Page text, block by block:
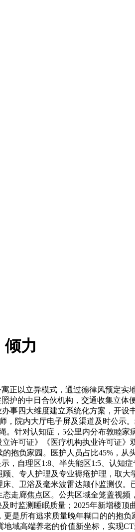
力
以立异模式，通过德律风预定实
护的中日合伙机构，交通收集立体
事四大维度建立系统化方案，开
院内大厅电子屏及渠道及时公示
针对认知症，5公里内分布敦睦
许可证》《医疗机构执业许可证
抱负家园。医护人员占比45%，
，自理区1:8、半失能区1:5、认知
、专人护理及专业褥疮护理，取
、卫浴及毫米波雷达颠仆监测仪
走廊焦点区。公共区域全笼盖视
时监测睡眠质量；2025年新增楼
是所有逃求质量晚年糊口的的抱
域高端养老的价值新坐标，实现